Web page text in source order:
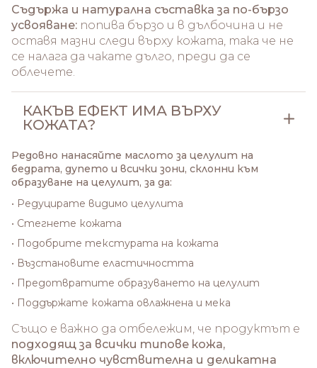
Съдържа и натурална съставка за по-бързо
усвояване: попива бързо и в дълбочина и не
оставя мазни следи върху кожата, така че не
се налага да чакате дълго, преди да се
облечете.
КАКЪВ ЕФЕКТ ИМА ВЪРХУ
КОЖАТА?
Редовно нанасяйте маслото за целулит на
бедрата, дупето и всички зони, склонни към
образуване на целулит, за да:
• Редуцирате видимо целулита
• Стегнете кожата
• Подобрите текстурата на кожата
• Възстановите еластичността
• Предотвратите образуването на целулит
• Поддържате кожата овлажнена и мека
Също е важно да отбележим, че продуктът е
подходящ за всички типове кожа,
включително чувствителна и деликатна